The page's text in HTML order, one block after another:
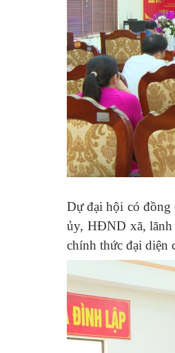
Dự đại hội có
ủy, HĐND xã, lãnh
chính thức đại diện